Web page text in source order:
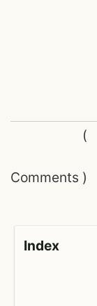
Comments
(
)
Index